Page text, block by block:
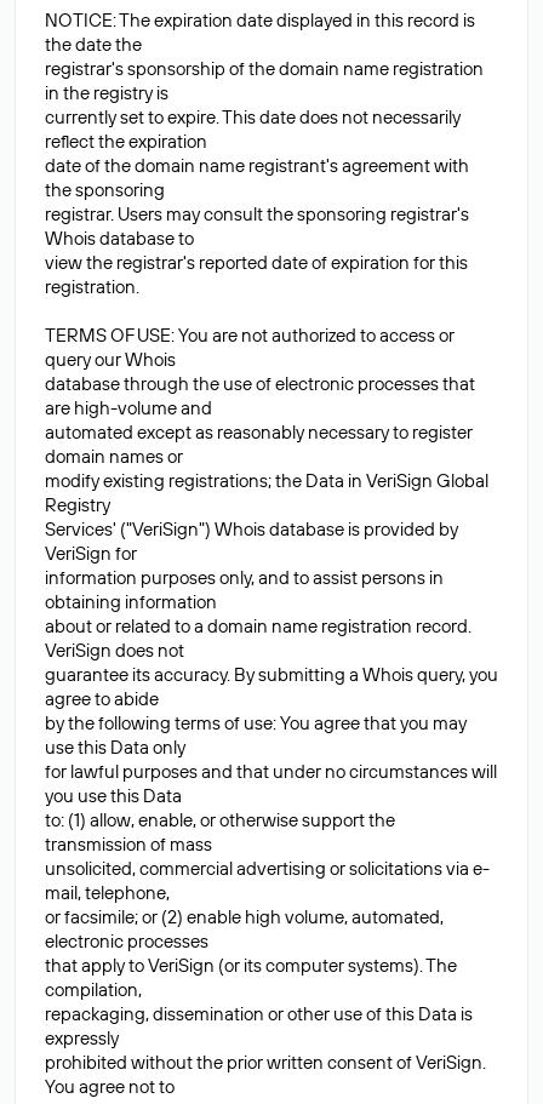
NOTICE: The expiration date displayed in this record is
the date the
registrar's sponsorship of the domain name registration
in the registry is
currently set to expire. This date does not necessarily
reflect the expiration
date of the domain name registrant's agreement with
the sponsoring
registrar. Users may consult the sponsoring registrar's
Whois database to
view the registrar's reported date of expiration for this
registration.
TERMS OF USE: You are not authorized to access or
query our Whois
database through the use of electronic processes that
are high-volume and
automated except as reasonably necessary to register
domain names or
modify existing registrations; the Data in VeriSign Global
Registry
Services' ("VeriSign") Whois database is provided by
VeriSign for
information purposes only, and to assist persons in
obtaining information
about or related to a domain name registration record.
VeriSign does not
guarantee its accuracy. By submitting a Whois query, you
agree to abide
by the following terms of use: You agree that you may
use this Data only
for lawful purposes and that under no circumstances will
you use this Data
to: (1) allow, enable, or otherwise support the
transmission of mass
unsolicited, commercial advertising or solicitations via e-
mail, telephone,
or facsimile; or (2) enable high volume, automated,
electronic processes
that apply to VeriSign (or its computer systems). The
compilation,
repackaging, dissemination or other use of this Data is
expressly
prohibited without the prior written consent of VeriSign.
You agree not to